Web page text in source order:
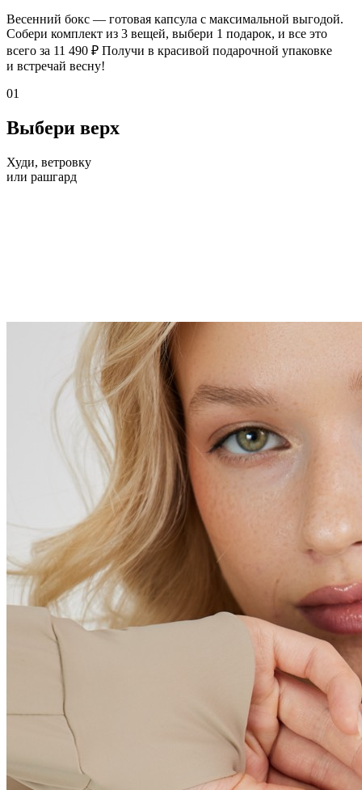
Весенний бокс — готовая капсула с максимальной выгодой.
Cобери комплект из 3 вещей, выбери 1 подарок, и все это
всего за 11 490 ₽ Получи в красивой подарочной упаковке
и встречай весну!
01
Выбери верх
Худи, ветровку
или рашгард